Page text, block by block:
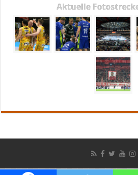
Aktuelle